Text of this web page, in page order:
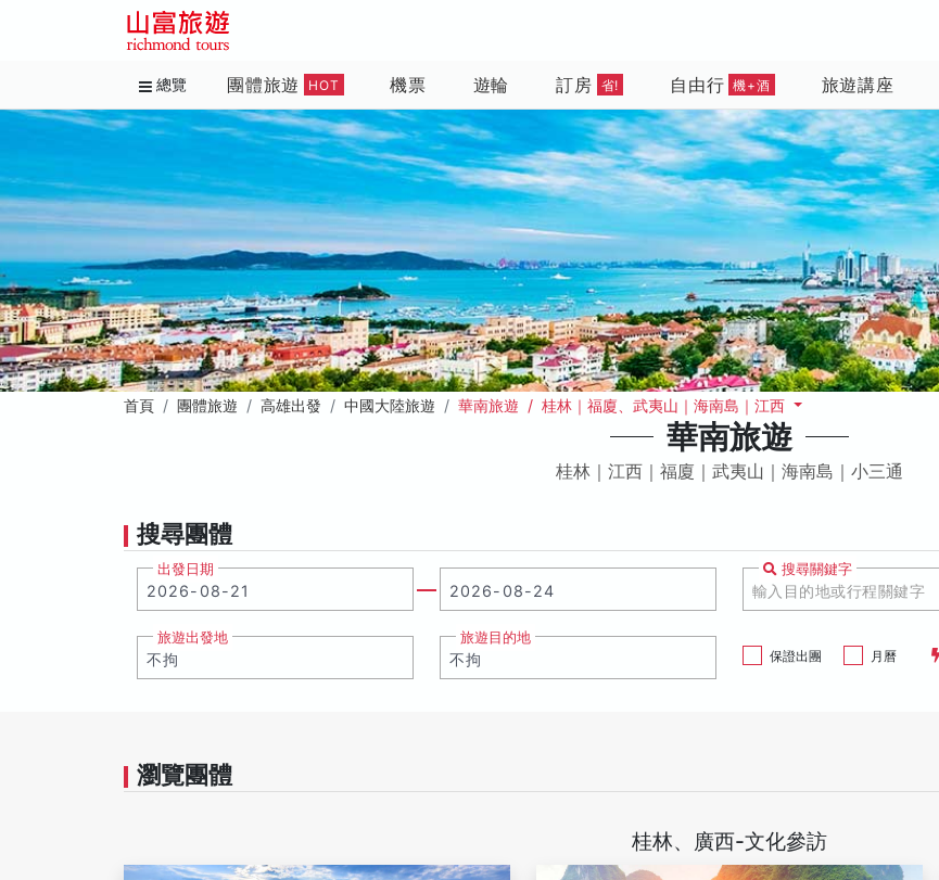
總覽 團體旅遊 HOT 機票 遊輪 訂房 省! 自由行 機+酒 旅遊講座
首頁 團體旅遊 高雄出發 中國大陸旅遊 華南旅遊 / 桂林｜福廈、武夷山｜海南島｜江西
華南旅遊
桂林｜江西｜福廈｜武夷山｜海南島｜小三通
搜尋團體
出發日期 搜尋關鍵字
旅遊出發地
旅遊目的地
保證出團
月曆
瀏覽團體
桂林、廣西-文化參訪